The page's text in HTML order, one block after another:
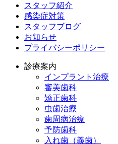
スタッフ紹介
感染症対策
スタッフブログ
お知らせ
プライバシーポリシー
診療案内
インプラント治療
審美歯科
矯正歯科
虫歯治療
歯周病治療
予防歯科
入れ歯（義歯）